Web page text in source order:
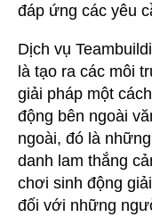
đáp ứng các yêu
Dịch vụ
là tạo ra các môi
giải pháp một
động bên ngoài
ngoài, đó là
danh lam thắng
chơi sinh động
đối với những